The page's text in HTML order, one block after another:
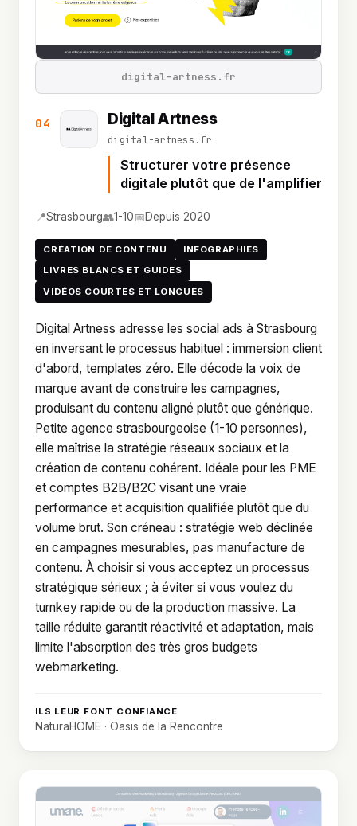
04 Digital Artness
digital-artness.fr
Structurer votre présence
digitale plutôt que de l'amplifier
📍Strasbourg👥1-10📅Depuis 2020
CRÉATION DE CONTENU
INFOGRAPHIES
LIVRES BLANCS ET GUIDES
VIDÉOS COURTES ET LONGUES
Digital Artness adresse les social ads à Strasbourg
en inversant le processus habituel : immersion client
d'abord, templates zéro. Elle décode la voix de
marque avant de construire les campagnes,
produisant du contenu aligné plutôt que générique.
Petite agence strasbourgeoise (1-10 personnes),
elle maîtrise la stratégie réseaux sociaux et la
création de contenu cohérent. Idéale pour les PME
et comptes B2B/B2C visant une vraie
performance et acquisition qualifiée plutôt que du
volume brut. Son créneau : stratégie web déclinée
en campagnes mesurables, pas manufacture de
contenu. À choisir si vous acceptez un processus
stratégique sérieux ; à éviter si vous voulez du
turnkey rapide ou de la production massive. La
taille réduite garantit réactivité et adaptation, mais
limite l'absorption des très gros budgets
webmarketing.
ILS LEUR FONT CONFIANCE
NaturaHOME · Oasis de la Rencontre
digital-artness.fr